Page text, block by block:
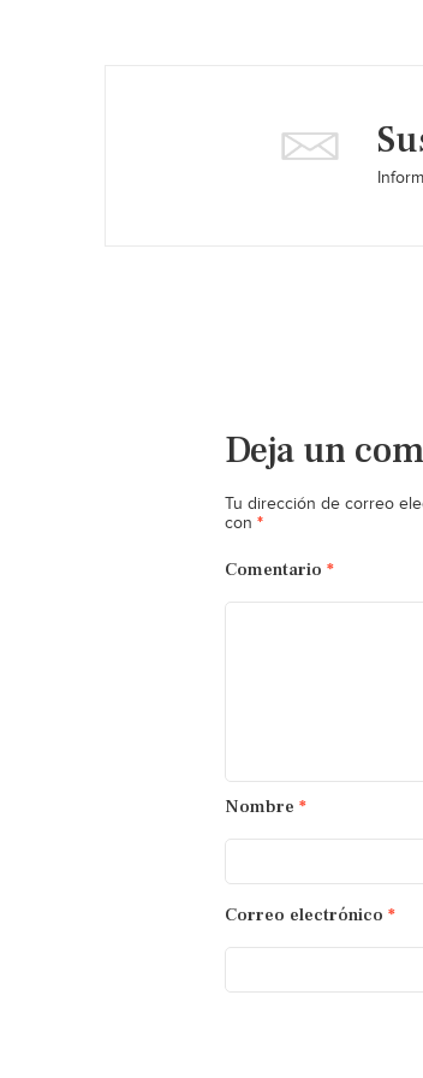
Deja un
Tu dirección de correo
con *
Comentario *
Nombre *
Correo electrónico *